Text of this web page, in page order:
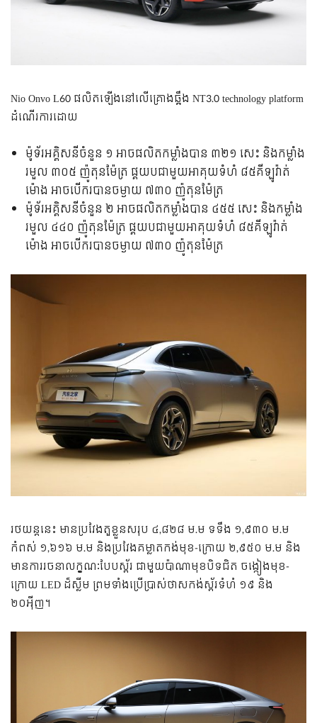
Nio Onvo L60 ផលិតឡើងនៅលើគ្រោងឆ្អឹង NT3.0 technology platform
ដំណើរការដោយ
ម៉ូទ័រអគ្គិសនីចំនួន ១ អាចផលិតកម្លាំងបាន ៣២១ សេះ និងកម្លាំង
រមួល ៣០៥ ញ៉ូតុនម៉ែត្រ ផ្គយបជាមួយអាគុយទំហំ ៨៥គីឡូវ៉ាត់
ម៉ោង អាចបើករបានចម្ងាយ ៧៣០ ញ៉ូតុនម៉ែត្រ
ម៉ូទ័រអគ្គិសនីចំនួន ២ អាចផលិតកម្លាំងបាន ៤៥៥ សេះ និងកម្លាំង
រមួល ៤៤០ ញ៉ូតុនម៉ែត្រ ផ្គយបជាមួយអាគុយទំហំ ៨៥គីឡូវ៉ាត់
ម៉ោង អាចបើករបានចម្ងាយ ៧៣០ ញ៉ូតុនម៉ែត្រ
រថយន្តនេះ មានប្រវែងតួខ្លួនសរុប ៤,៨២៨ ម.ម ទទឹង ១,៩៣០ ម.ម
កំពស់ ១,៦១៦ ម.ម និងប្រវែងគម្លាតកង់មុខ-ក្រោយ ២,៩៥០ ម.ម និង
មានការរចនាលក្ខណៈបែបស្ព័រ ជាមួយប៉ាណាមុខបិទជិត ចង្កៀងមុខ-
ក្រោយ LED ដ៏ស្លីម ព្រមទាំងប្រើប្រាស់ថាសកង់ស្ព័រទំហំ ១៩ និង
២០អ៉ីញ។